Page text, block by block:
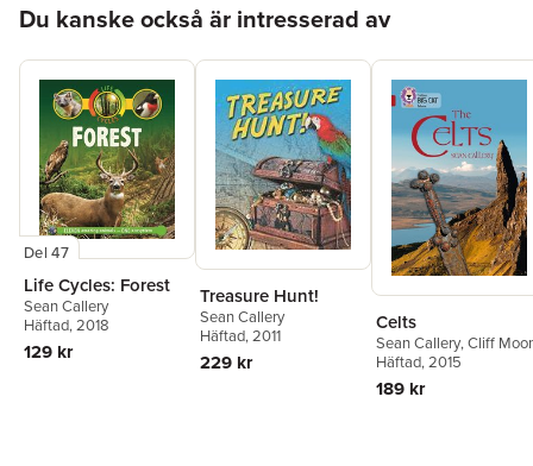
Du kanske också är intresserad av
Del 47
Life Cycles: Forest
Sean Callery
Häftad, 2018
129 kr
Treasure Hunt!
Sean Callery
Häftad, 2011
229 kr
Celts
Sean Callery,Cliff
Häftad, 2015
189 kr